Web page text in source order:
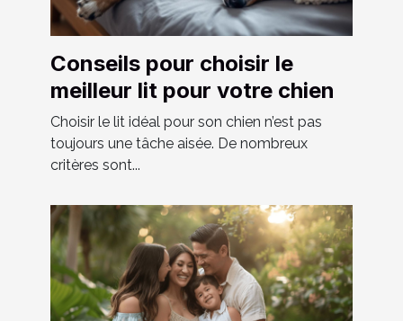
Conseils pour choisir le
meilleur lit pour votre chien
Choisir le lit idéal pour son chien n’est pas
toujours une tâche aisée. De nombreux
critères sont...